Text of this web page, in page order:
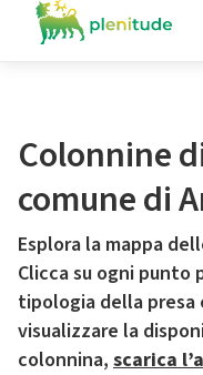
Colonnine
comune di
Esplora la mappa
Clicca su ogni punto
tipologia della presa
visualizzare la
colonnina, scarica